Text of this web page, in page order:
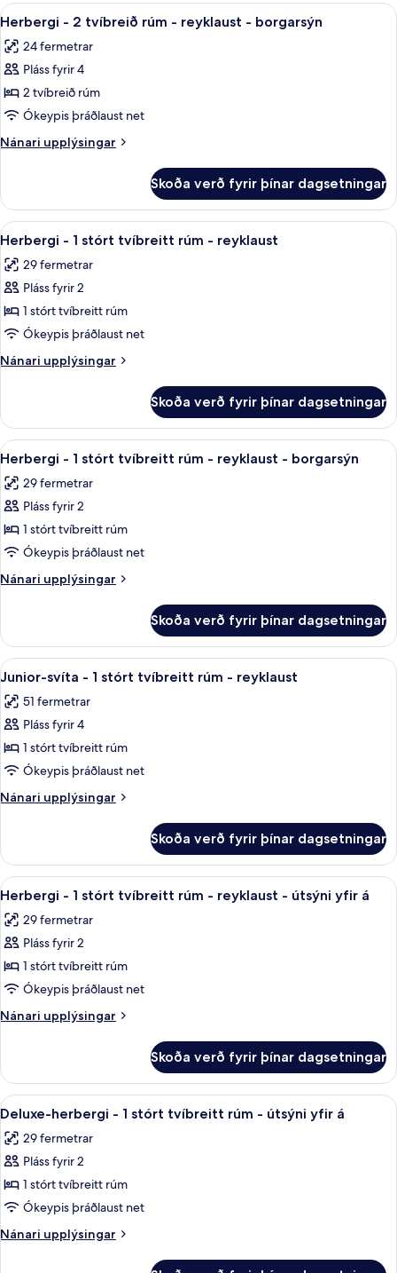
tvíbreið
Skoða
allar
myndir
fyrir
Herbergi
-
2
tvíbreið
-
reyklaust
-
borgarsýn
Herbergi - 2 tvíbreið rúm -
4
Herbergi - 2 tvíbreið rúm - reyklaust - borgarsýn
24 fermetrar
Pláss fyrir 4
2 tvíbreið rúm
Ókeypis þráðlaust net
Nánari upplýsingar
Nánari
-
tvíbreið
reyklaust
borgarsýn
Skoða verð fyrir þínar dagsetningar
Skoða
allar
myndir
fyrir
Herbergi
-
1
stórt
rúm
reyklaust
Öryggishólf í herbergi, skrifborð,
4
Herbergi - 1 stórt tvíbreitt rúm - reyklaust
29 fermetrar
Pláss fyrir 2
1 stórt tvíbreitt rúm
Ókeypis þráðlaust net
Nánari upplýsingar
Nánari
-
stórt
tvíbreitt
rúm
Skoða verð fyrir þínar dagsetningar
Skoða
allar
myndir
fyrir
Herbergi
-
1
stórt
rúm
reyklaust
-
borgarsýn
Herbergi - 1 stórt tvíbreitt rúm -
4
Herbergi - 1 stórt tvíbreitt rúm - reyklaust - borgarsýn
29 fermetrar
Pláss fyrir 2
1 stórt tvíbreitt rúm
Ókeypis þráðlaust net
Nánari upplýsingar
Nánari
-
stórt
rúm
-
borgarsýn
Skoða verð fyrir þínar dagsetningar
Skoða
allar
myndir
fyrir
Junior-
svíta
-
1
tvíbreitt
rúm
-
reyklaust
Junior-svíta - 1 stórt tvíbreitt rúm -
4
Junior-svíta - 1 stórt tvíbreitt rúm - reyklaust
51 fermetrar
Pláss fyrir 4
1 stórt tvíbreitt rúm
Ókeypis þráðlaust net
Nánari upplýsingar
Nánari
svíta
1
tvíbreitt
rúm
reyklaust
Skoða verð fyrir þínar dagsetningar
Skoða
allar
myndir
fyrir
Herbergi
-
1
stórt
rúm
reyklaust
-
útsýni
yfir
á
Herbergi - 1 stórt tvíbreitt rúm -
4
Herbergi - 1 stórt tvíbreitt rúm - reyklaust - útsýni yfir á
29 fermetrar
Pláss fyrir 2
1 stórt tvíbreitt rúm
Ókeypis þráðlaust net
Nánari upplýsingar
Nánari
-
stórt
rúm
-
útsýni
á
Skoða verð fyrir þínar dagsetningar
Skoða
allar
myndir
fyrir
Deluxe-
herbergi
-
1
Deluxe-herbergi - 1 stórt tvíbreitt
4
Deluxe-herbergi - 1 stórt tvíbreitt rúm - útsýni yfir á
29 fermetrar
Pláss fyrir 2
1 stórt tvíbreitt rúm
Ókeypis þráðlaust net
Nánari upplýsingar
Nánari